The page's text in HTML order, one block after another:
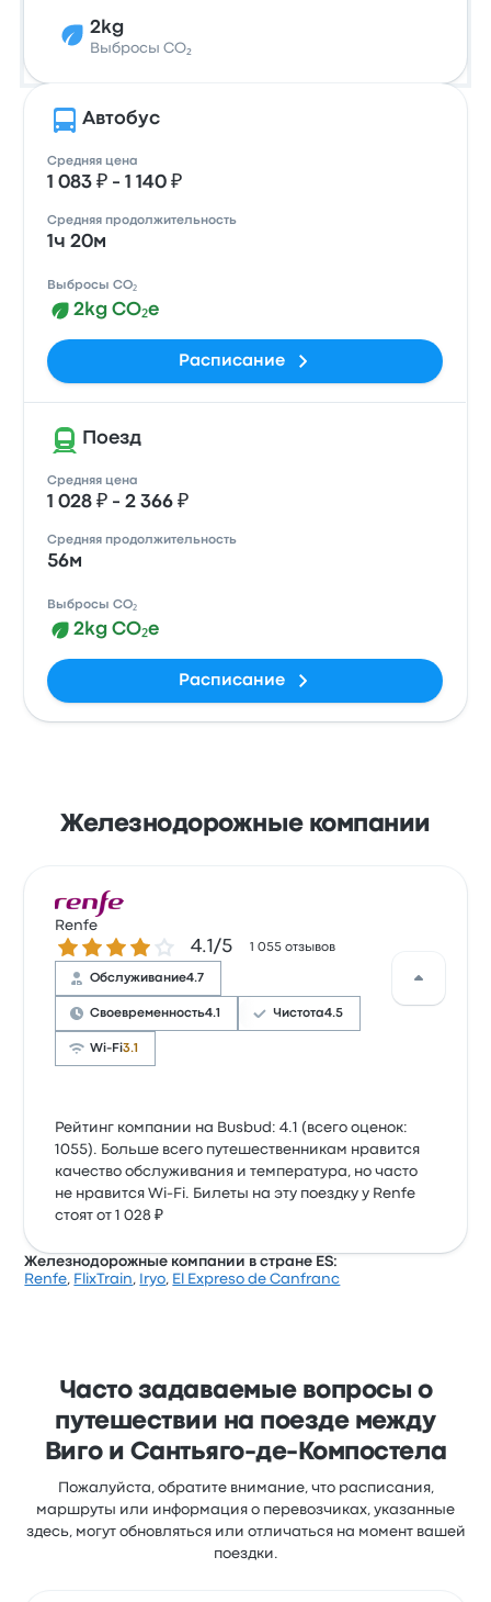
2kg
Выбросы CO₂
Автобус
Средняя цена
1 083 ₽ - 1 140 ₽
Средняя продолжительность
1ч 20м
Выбросы CO₂
2kg CO₂e
Расписание
Поезд
Средняя цена
1 028 ₽ - 2 366 ₽
Средняя продолжительность
56м
Выбросы CO₂
2kg CO₂e
Расписание
Железнодорожные компании
Renfe
Количество звезд: 4.1 из 5
4.1/5 1 055 отзывов
Обслуживание4.7
Своевременность4.1 Чистота4.5
Wi-Fi3.1
Рейтинг компании на Busbud: 4.1 (всего оценок:
1055). Больше всего путешественникам нравится
качество обслуживания и температура, но часто
не нравится Wi-Fi. Билеты на эту поездку у Renfe
стоят от 1 028 ₽
Железнодорожные компании в стране ES:
Renfe, FlixTrain, Iryo, El Expreso de Canfranc
Часто задаваемые вопросы о
путешествии на поезде между
Виго и Сантьяго-де-Компостела
Пожалуйста, обратите внимание, что расписания,
маршруты или информация о перевозчиках, указанные
здесь, могут обновляться или отличаться на момент вашей
поездки.